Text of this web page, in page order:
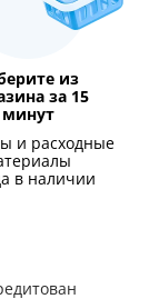
из
за 15
минут
и расходные
в наличии